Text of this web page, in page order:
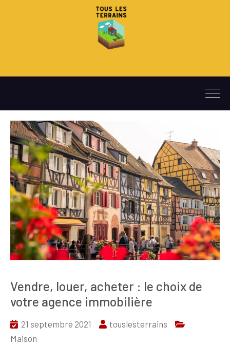
Vendre, louer, acheter : le choix de
votre agence immobilière
21 septembre 2021
touslesterrains
Maison